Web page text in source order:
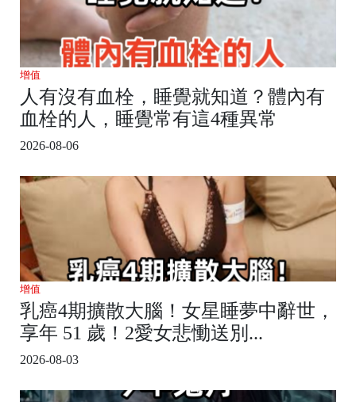
增值
人有沒有血栓，睡覺就知道？體內有
血栓的人，睡覺常有這4種異常
2026-08-06
增值
乳癌4期擴散大腦！女星睡夢中辭世，
享年 51 歲！2愛女悲慟送別...
2026-08-03